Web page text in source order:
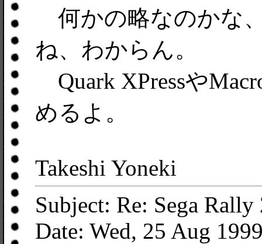
何かの略なのかな
ね、わからん。
Quark XPressや
めるよ。
Takeshi Yoneki
Subject: Re: Sega
Date: Wed, 25 Aug